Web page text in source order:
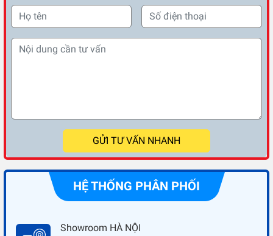
GỬI TƯ VẤN NHANH
HỆ THỐNG PHÂN PHỐI
Showroom HÀ NỘI